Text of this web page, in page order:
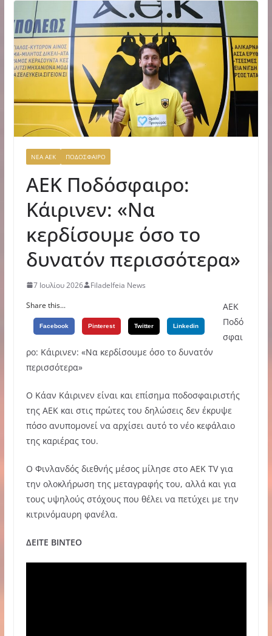
ΝΕΑ ΑΕΚ ΠΟΔΟΣΦΑΙΡΟ
ΑΕΚ Ποδόσφαιρο:
Κάιρινεν: «Να
κερδίσουμε όσο το
δυνατόν περισσότερα»
7 Ιουλίου 2026
Filadelfeia News
Share this...
Facebook Pinterest Twitter Linkedin
ΑΕΚ
Ποδό
σφαι
ρο: Κάιρινεν: «Να κερδίσουμε όσο το δυνατόν
περισσότερα»
Ο Κάαν Κάιρινεν είναι και επίσημα ποδοσφαιριστής
της ΑΕΚ και στις πρώτες του δηλώσεις δεν έκρυψε
πόσο ανυπομονεί να αρχίσει αυτό το νέο κεφάλαιο
της καριέρας του.
Ο Φινλανδός διεθνής μέσος μίλησε στο AEK TV για
την ολοκλήρωση της μεταγραφής του, αλλά και για
τους υψηλούς στόχους που θέλει να πετύχει με την
κιτρινόμαυρη φανέλα.
ΔΕΙΤΕ ΒΙΝΤΕΟ